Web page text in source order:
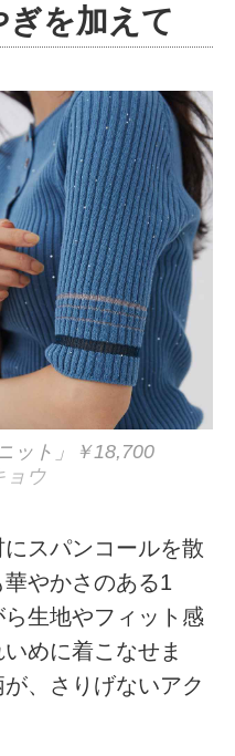
を加えて
ット」￥18,700
ョウ
スパンコールを散
やかさのある1
生地やフィット感
めに着こなせま
、さりげないアク